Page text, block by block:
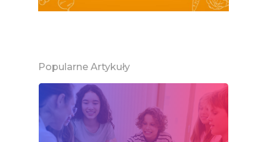
Popularne Artykuły
Rolników Ojczyzna